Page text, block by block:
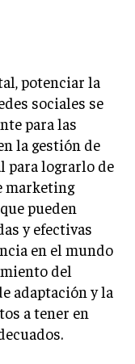
potenciar la
sociales se
para las
la gestión de
para lograrlo de
marketing
pueden
y efectivas
en el mundo
del
adaptación y la
a tener en